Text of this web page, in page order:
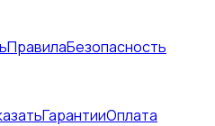
ПравилаБезопасность
ГарантииОплата